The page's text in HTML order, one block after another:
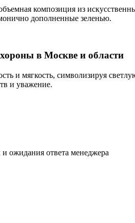
композиция из
дополненные зеленью.
в Москве и области
и мягкость, символизируя
и уважение.
ожидания ответа менеджера